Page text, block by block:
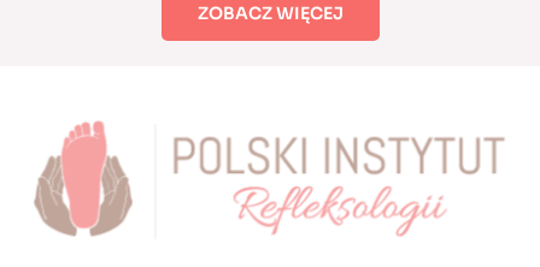
ZOBACZ WIĘCEJ